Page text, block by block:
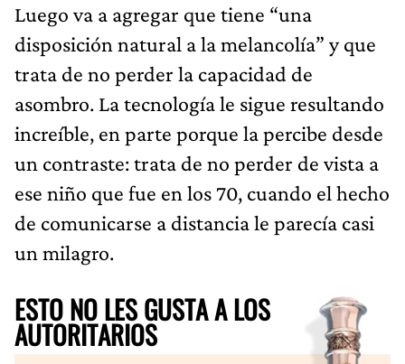
Luego va a agregar que tiene “una
disposición natural a la melancolía” y que
trata de no perder la capacidad de
asombro. La tecnología le sigue resultando
increíble, en parte porque la percibe desde
un contraste: trata de no perder de vista a
ese niño que fue en los 70, cuando el hecho
de comunicarse a distancia le parecía casi
un milagro.
ESTO NO LES GUSTA A LOS
AUTORITARIOS